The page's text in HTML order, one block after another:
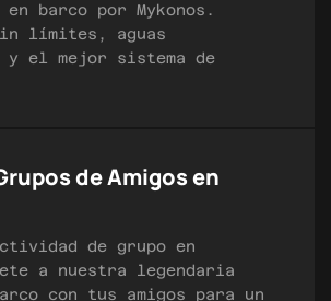
barco por Mykonos.
límites, aguas
el mejor sistema de
de Amigos en
de grupo en
a nuestra legendaria
con tus amigos para un